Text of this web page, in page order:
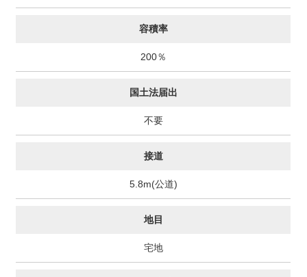
容積率
200％
国土法届出
不要
接道
5.8m(公道)
地目
宅地